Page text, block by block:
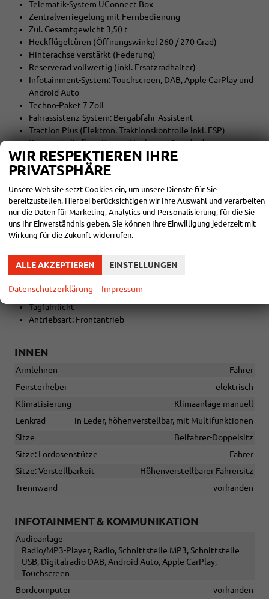
Telematik-System UConnect Box
Zentralverriegelung mit Fernbedienung
Zul. Gesamtgewicht 3,50 t
Heckflügeltüren (Öffnungswinkel 260 / 270 Grad)
Hinterachse verstärkt (Federung)
Reserverad vollwertig (inkl. Ersatzradhalter)
Infotainment-System: Touchscreen, DAB, Apple CarPlay und
Android Auto
Techno-Paket 7 Zoll
Fahrassistenz-System: Bergabfahr-Assistent
Traction Plus (Elektron. Traktionskontrolle inkl. ESP)
Karosserie/Aufbau: Kasten Hochraum Standard
Radstand 3450 mm
Getriebe 6-Gang
Paket ”Worksite Light”
Allwetterreifen
Paket ”Visibility”
Regen- und Lichtsensor
Antriebsart: Frontantrieb
Einparkhilfe elektronisch
Laderaumtrennwand
Tagfahrlicht
Antriebsart: Frontantrieb
INNEN
Armlehnen
Fahrer
Fensterheber
elektrisch
Klimatisierung
Klimaanlage manuell
Lenkrad
in Leder, höhenverstellbar, mit Multifunktionen
Sitze
Beifahrer-Doppelsitz
Sitze: Lordosenstütze
Fahrer
Sitze: Verstellbarkeit
Höhenverstellbarer Fahrersitz
Trennwand
vorhanden
INFOTAINMENT & KOMMUNIKATION
Audioanlage
Radio/MP3-Player, Radio, Schnittstelle MP3, Schnittstelle
USB, Digitalradio DAB, Android Auto, Apple CarPlay,
Touchscreen
Bordcomputer
vorhanden
WIR RESPEKTIEREN IHRE
PRIVATSPHÄRE
Unsere Website setzt Cookies ein, um unsere Dienste für Sie
bereitzustellen. Hierbei berücksichtigen wir Ihre Auswahl und verarbeiten
nur die Daten für Marketing, Analytics und Personalisierung, für die Sie
uns Ihr Einverständnis geben. Sie können Ihre Einwilligung jederzeit mit
Wirkung für die Zukunft widerrufen.
ALLE AKZEPTIEREN EINSTELLUNGEN
Datenschutzerklärung Impressum